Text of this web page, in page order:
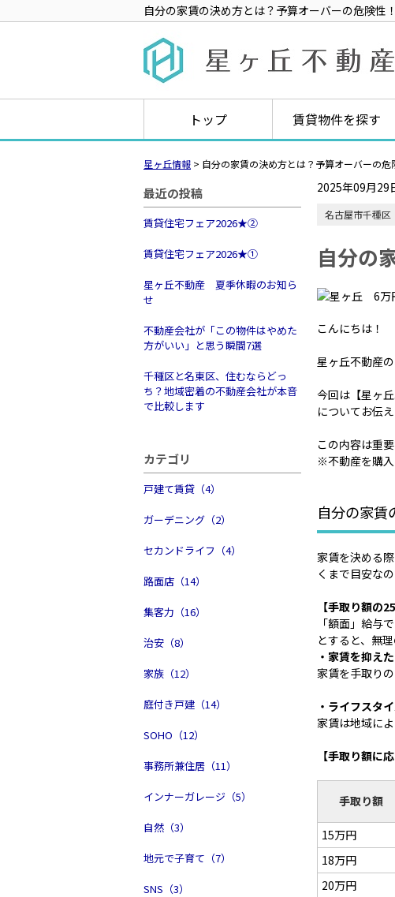
自分の家賃の決め方とは？予算オーバーの危険性！
トップ 賃貸物件を探す
星ヶ丘情報 > 自分の家賃の決め方とは？予算オーバーの危
最近の投稿
賃貸住宅フェア2026★➁
賃貸住宅フェア2026★①
星ヶ丘不動産 夏季休暇のお知ら
せ
不動産会社が「この物件はやめた
方がいい」と思う瞬間7選
千種区と名東区、住むならどっ
ち？地域密着の不動産会社が本音
で比較します
カテゴリ
戸建て賃貸（4）
ガーデニング（2）
セカンドライフ（4）
路面店（14）
集客力（16）
治安（8）
家族（12）
庭付き戸建（14）
SOHO（12）
事務所兼住居（11）
インナーガレージ（5）
自然（3）
地元で子育て（7）
SNS（3）
2025年09月29
名古屋市千種区
自分の
こんにちは！
星ヶ丘不動産の
今回は【星ヶ
についてお伝え
この内容は重
※不動産を購入
自分の家賃
家賃を決める
くまで目安な
【手取り額の
「額面」給与
とすると、無
・家賃を抑え
家賃を手取り
・ライフスタ
家賃は地域に
【手取り額に
手取り額
15万円
18万円
20万円